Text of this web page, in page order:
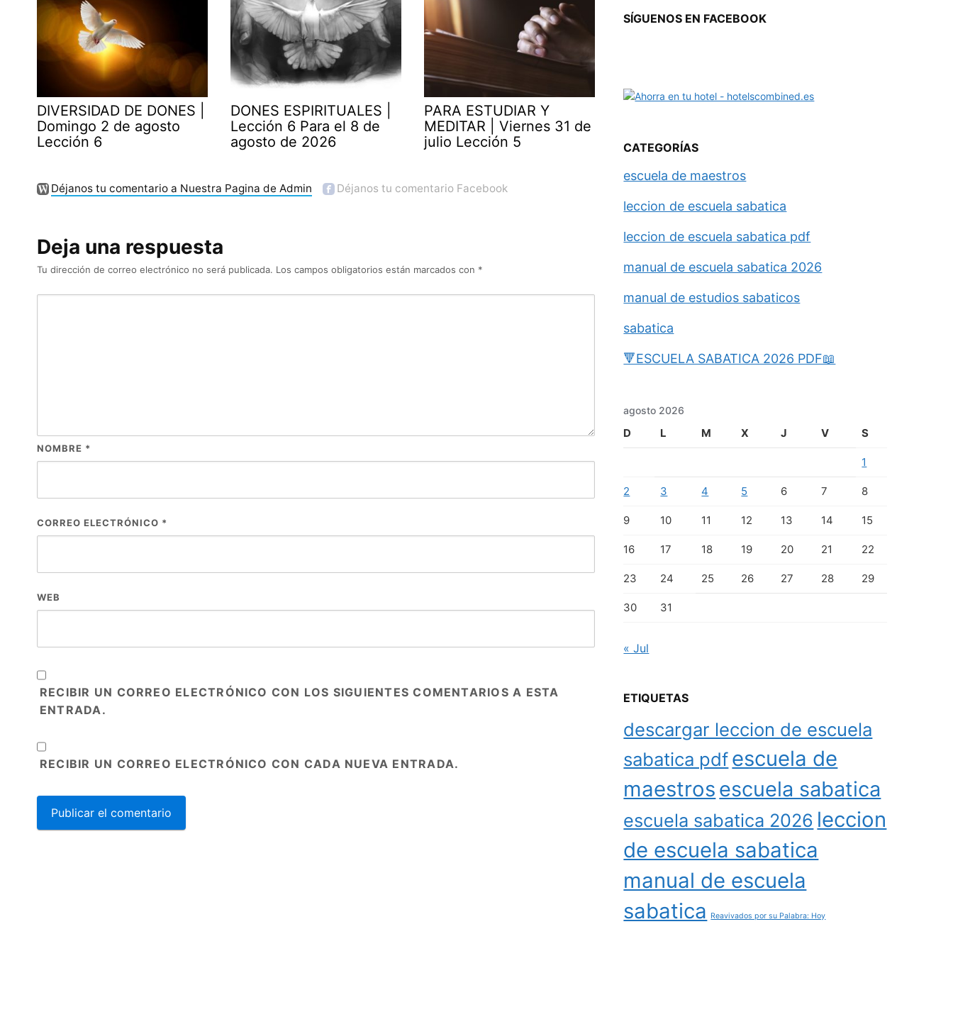
DIVERSIDAD DE DONES |
Domingo 2 de agosto
Lección 6
DONES ESPIRITUALES |
Lección 6 Para el 8 de
agosto de 2026
PARA ESTUDIAR Y
MEDITAR | Viernes 31 de
julio Lección 5
Déjanos tu comentario a Nuestra Pagina de Admin Déjanos tu comentario Facebook
Deja una respuesta
Tu dirección de correo electrónico no será publicada. Los campos obligatorios están marcados con *
NOMBRE *
CORREO ELECTRÓNICO *
WEB
RECIBIR UN CORREO ELECTRÓNICO CON LOS SIGUIENTES COMENTARIOS A ESTA
ENTRADA.
RECIBIR UN CORREO ELECTRÓNICO CON CADA NUEVA ENTRADA.
SÍGUENOS EN FACEBOOK
CATEGORÍAS
escuela de maestros
leccion de escuela sabatica
leccion de escuela sabatica pdf
manual de escuela sabatica 2026
manual de estudios sabaticos
sabatica
🔻ESCUELA SABATICA 2026 PDF📖
agosto 2026
D L M X J V S
1
2 3 4 5 6 7 8
9 10 11 12 13 14 15
16 17 18 19 20 21 22
23 24 25 26 27 28 29
30 31
« Jul
ETIQUETAS
descargar leccion de escuela
sabatica pdfescuela de
maestros escuela sabatica
escuela sabatica 2026 leccion
de escuela sabatica
manual de escuela
sabatica
Reavivados por su Palabra: Hoy